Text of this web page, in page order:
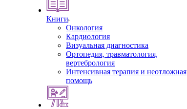
Книги
Онкология
Кардиология
Визуальная диагностика
Ортопедия, травматология,
вертебрология
Интенсивная терапия и неотложная
помощь